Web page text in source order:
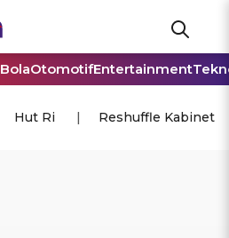
BolaOtomotifEntertainment
Hut Ri Reshuffle Kabinet